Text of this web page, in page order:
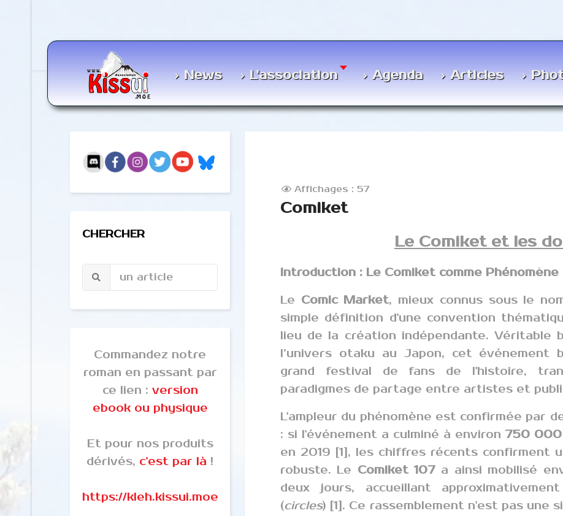
News L'association Agenda Articles
CHERCHER
Commandez notre
roman en passant par
ce lien : version
ebook ou physique
Et pour nos produits
dérivés, c'est par là !
https://kleh.kissui.moe
Affichages : 57
Comiket
Le Comiket et les
Introduction : Le Comiket comme Phénomène
Le Comic Market, mieux connus sous le
simple définition d'une convention
lieu de la création indépendante. Véritable
l’univers otaku au Japon, cet événement
grand festival de fans de l'histoire,
paradigmes de partage entre artistes et
L'ampleur du phénomène est confirmée par
: si l'événement a culminé à environ 750
en 2019 [1], les chiffres récents confirment
robuste. Le Comiket 107 a ainsi mobilisé
deux jours, accueillant
(circles) [1]. Ce rassemblement n'est pas une